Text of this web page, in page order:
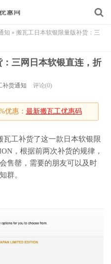
知 » 搬瓦工日本软银限量版补货：三
三网日本软银直连，折
补货通知 评论(0)
优惠： 最新搬瓦工优惠码
瓦工补货了这一款日本软银限
，根据前两次补货的规律，
售罄，需要的朋友可以及时
群。